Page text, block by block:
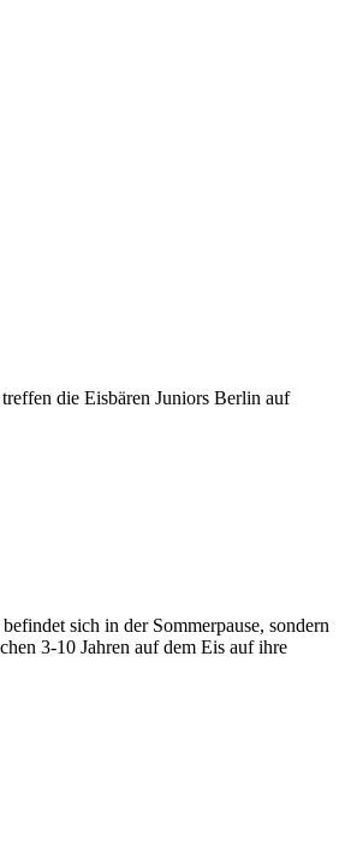
die Eisbären Juniors Berlin auf
sich in der Sommerpause, sondern
3-10 Jahren auf dem Eis auf ihre